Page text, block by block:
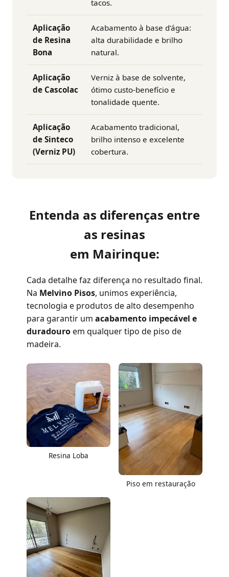
tacos.
Aplicação
de Resina
Bona
Acabamento à base d'água:
alta durabilidade e brilho
natural.
Aplicação
de Cascolac
Verniz à base de solvente,
ótimo custo-benefício e
tonalidade quente.
Aplicação
de Sinteco
(Verniz PU)
Acabamento tradicional,
brilho intenso e excelente
cobertura.
Entenda as diferenças entre
as resinas
em Mairinque:
Cada detalhe faz diferença no resultado final.
Na Melvino Pisos, unimos experiência,
tecnologia e produtos de alto desempenho
para garantir um acabamento impecável e
duradouroem qualquer tipo de piso de
madeira.
Resina Loba
Piso em restauração